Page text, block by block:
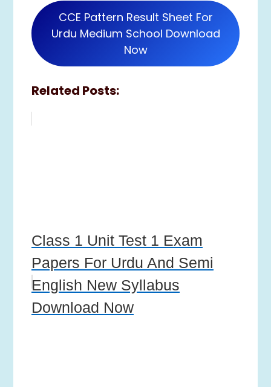
CCE Pattern Result Sheet For
Urdu Medium School Download
Now
Related Posts:
Class 1 Unit Test 1 Exam
Papers For Urdu And Semi
English New Syllabus
Download Now